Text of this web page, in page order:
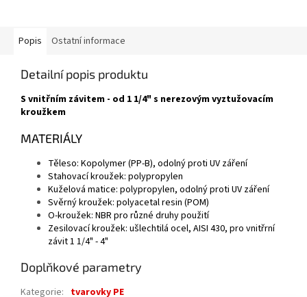
Popis Ostatní informace
Detailní popis produktu
S vnitřním závitem - od 1 1/4" s nerezovým vyztužovacím
kroužkem
MATERIÁLY
Těleso: Kopolymer (PP-B), odolný proti UV záření
Stahovací kroužek: polypropylen
Kuželová matice: polypropylen, odolný proti UV záření
Svěrný kroužek: polyacetal resin (POM)
O-kroužek: NBR pro různé druhy použití
Zesilovací kroužek: ušlechtilá ocel, AISI 430, pro vnitřrní
závit 1 1/4" - 4"
Doplňkové parametry
Kategorie: tvarovky PE